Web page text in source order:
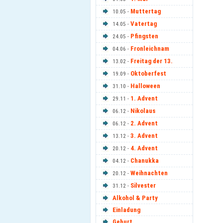
10.05 - Muttertag
14.05 - Vatertag
24.05 - Pfingsten
04.06 - Fronleichnam
13.02 - Freitag der 13.
19.09 - Oktoberfest
31.10 - Halloween
29.11 - 1. Advent
06.12 - Nikolaus
06.12 - 2. Advent
13.12 - 3. Advent
20.12 - 4. Advent
04.12 - Chanukka
20.12 - Weihnachten
31.12 - Silvester
Alkohol & Party
Einladung